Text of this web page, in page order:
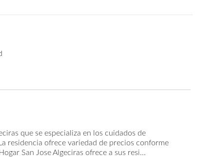
que se especializa en los cuidados de
residencia ofrece variedad de precios conforme
San Jose Algeciras ofrece a sus resi...